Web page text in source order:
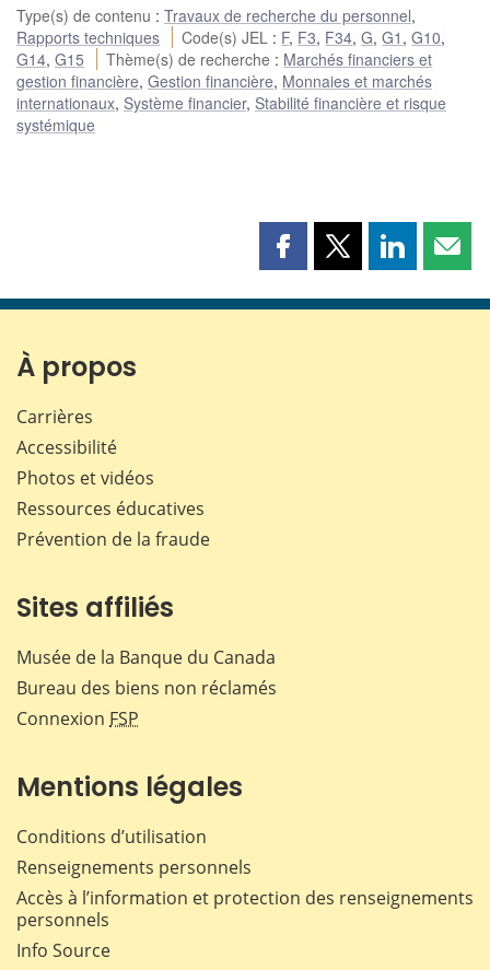
Type(s) de contenu : Travaux de recherche du personnel,
Rapports techniques
Code(s) JEL : F, F3, F34,G,G1 ,G10,
G14, G15 Thème(s) de recherche : Marchés financiers et
gestion financière, Gestion financière, Monnaies et marchés
internationaux, Système financier, Stabilité financière et risque
systémique
Partager
page
Partager
page
Partager
page page
À propos
Carrières
Accessibilité
Photos et vidéos
Ressources éducatives
Prévention de la fraude
Sites affiliés
Musée de la Banque du Canada
Bureau des biens non réclamés
Connexion FSP
Mentions légales
Conditions d’utilisation
Renseignements personnels
Accès à l’information et protection des renseignements
personnels
Info Source